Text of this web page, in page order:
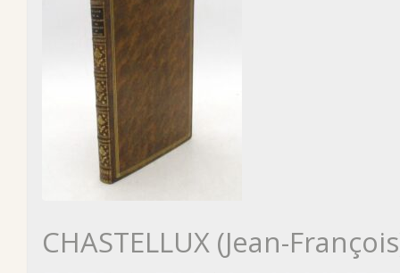
CHASTELLUX (Jean-